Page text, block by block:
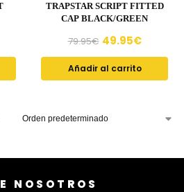
TRAPSTAR SCRIPT FITTED
CAP BLACK/GREEN
79.95€ 49.95€
Añadir al carrito
NOSOTROS